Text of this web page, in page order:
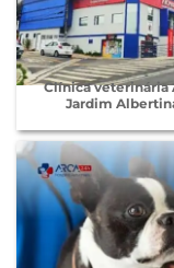
Clínica veterinária
Jardim